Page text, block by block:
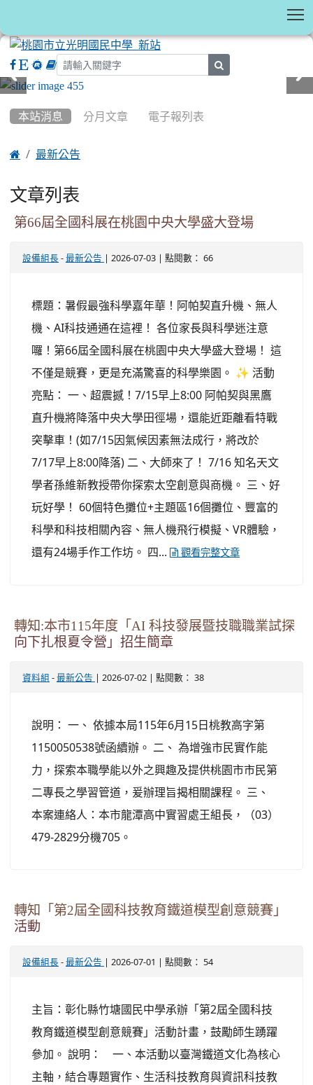
本站消息 分月文章 電子報列表
 最新公告
文章列表
第66屆全國科展在桃園中央大學盛大登場
設備組長 - 最新公告 | 2026-07-03 | 點閱數： 66
標題：暑假最強科學嘉年華！阿帕契直升機、無人
機、AI科技通通在這裡！ 各位家長與科學迷注意
囉！第66屆全國科展在桃園中央大學盛大登場！ 這
不僅是競賽，更是充滿驚喜的科學樂園。 ✨ 活動
亮點： 一、超震撼！7/15早上8:00 阿帕契與黑鷹
直升機將降落中央大學田徑場，還能近距離看特戰
突擊車！(如7/15因氣候因素無法成行，將改於
7/17早上8:00降落) 二、大師來了！ 7/16 知名天文
學者孫維新教授帶你探索太空創意與商機。 三、好
玩好學！ 60個特色攤位+主題區16個攤位、豐富的
科學和科技相關內容、無人機飛行模擬、VR體驗，
還有24場手作工作坊。 四...
觀看完整文章
轉知:本市115年度「AI 科技發展暨技職職業試探
向下扎根夏令營」招生簡章
資料組 - 最新公告 | 2026-07-02 | 點閱數： 38
說明： 一、 依據本局115年6月15日桃教高字第
1150050538號函續辦。 二、 為增強市民實作能
力，探索本職學能以外之興趣及提供桃園市市民第
二專長之學習管道，爰辦理旨揭相關課程。 三、
本案連絡人：本市龍潭高中實習處王組長，（03）
479-2829分機705。
轉知「第2屆全國科技教育鐵道模型創意競賽」
活動
設備組長 - 最新公告 | 2026-07-01 | 點閱數： 54
主旨：彰化縣竹塘國民中學承辦「第2屆全國科技
教育鐵道模型創意競賽」活動計畫，鼓勵師生踴躍
參加。 說明： 一、本活動以臺灣鐵道文化為核心
主軸，結合專題實作、生活科技教育與資訊科技教